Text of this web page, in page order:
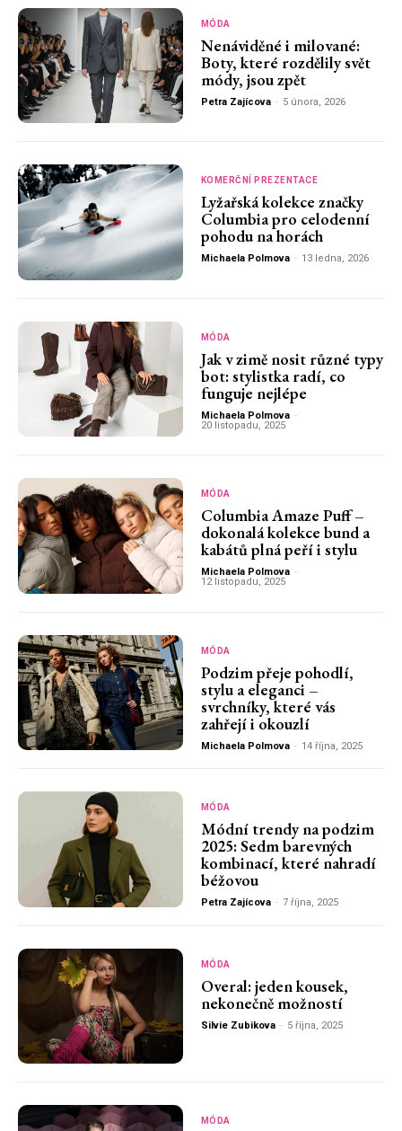
MÓDA
Nenáviděné i milované:
Boty, které rozdělily svět
módy, jsou zpět
Petra Zajícova - 5 února, 2026
KOMERČNÍ PREZENTACE
Lyžařská kolekce značky
Columbia pro celodenní
pohodu na horách
Michaela Polmova - 13 ledna, 2026
MÓDA
Jak v zimě nosit různé typy
bot: stylistka radí, co
funguje nejlépe
Michaela Polmova -
20 listopadu, 2025
MÓDA
Columbia Amaze Puff –
dokonalá kolekce bund a
kabátů plná peří i stylu
Michaela Polmova -
12 listopadu, 2025
MÓDA
Podzim přeje pohodlí,
stylu a eleganci –
svrchníky, které vás
zahřejí i okouzlí
Michaela Polmova - 14 října, 2025
MÓDA
Módní trendy na podzim
2025: Sedm barevných
kombinací, které nahradí
béžovou
Petra Zajícova - 7 října, 2025
MÓDA
Overal: jeden kousek,
nekonečně možností
Silvie Zubikova - 5 října, 2025
MÓDA